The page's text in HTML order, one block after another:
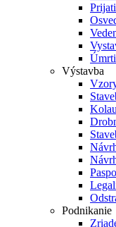
Výstavba
Podnikanie